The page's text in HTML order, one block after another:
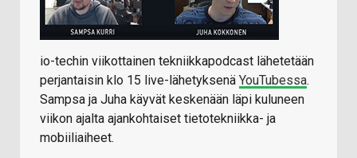
io-techin viikottainen tekniikkapodcast lähetetään
perjantaisin klo 15 live-lähetyksenä YouTubessa.
Sampsa ja Juha käyvät keskenään läpi kuluneen
viikon ajalta ajankohtaiset tietotekniikka- ja
mobiiliaiheet.